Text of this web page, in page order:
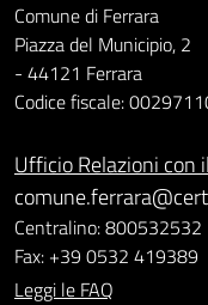
Comune di Ferrara
Piazza del Municipio, 2
- 44121 Ferrara
Codice fiscale:
Ufficio Relazioni con
Centralino: 800532532
Fax: +39 0532 419389
Leggi le FAQ